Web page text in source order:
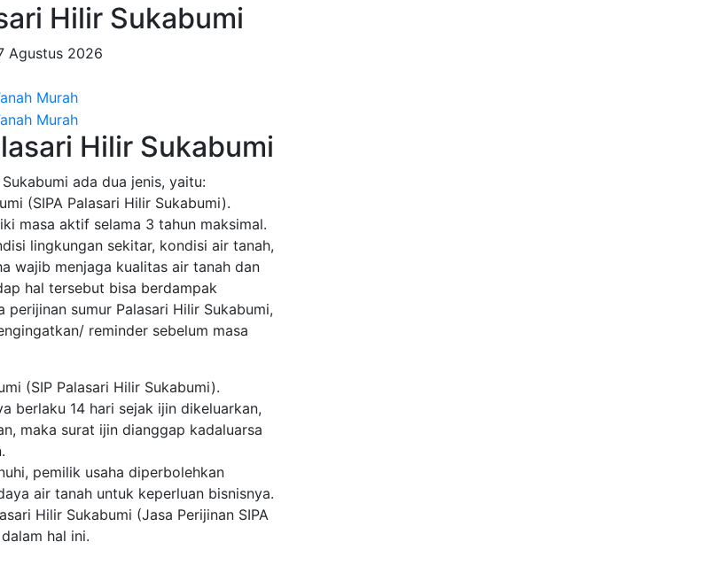
Hilir Sukabumi
Agustus 2026
Hilir Sukabumi
ada dua jenis, yaitu:
(SIPA Palasari Hilir Sukabumi).
masa aktif selama 3 tahun maksimal.
lingkungan sekitar, kondisi air tanah,
wajib menjaga kualitas air tanah dan
hal tersebut bisa berdampak
sumur Palasari Hilir Sukabumi,
reminder sebelum masa
(SIP Palasari Hilir Sukabumi).
berlaku 14 hari sejak ijin dikeluarkan,
maka surat ijin dianggap kadaluarsa
pemilik usaha diperbolehkan
air tanah untuk keperluan bisnisnya.
Hilir Sukabumi (Jasa Perijinan SIPA
hal ini.